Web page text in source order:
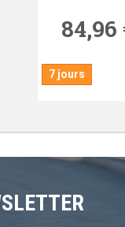
84,96
7 jours